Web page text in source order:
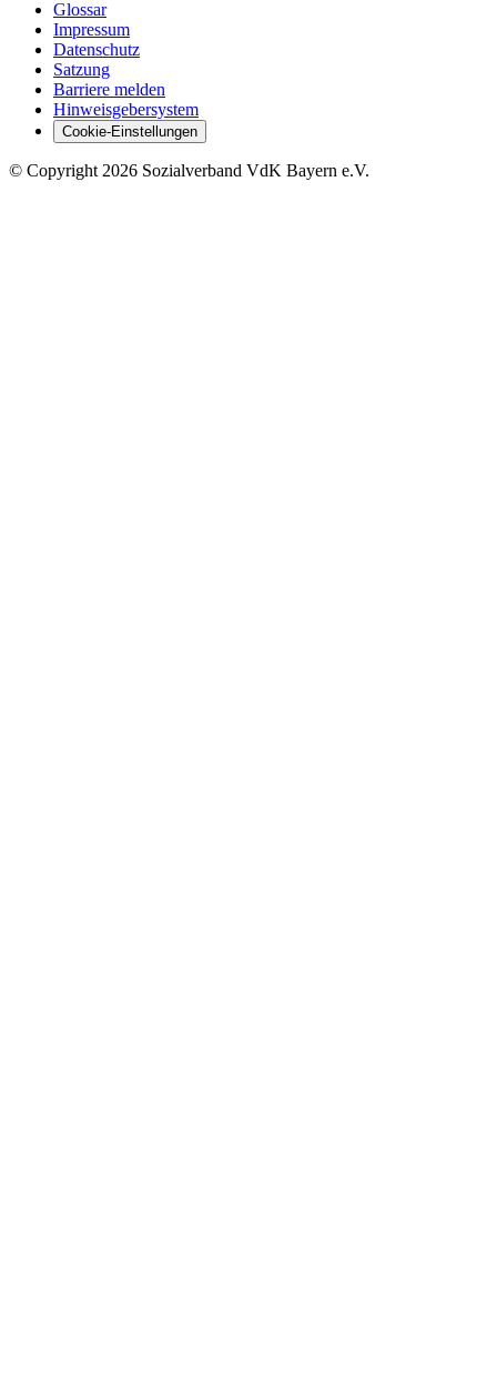
Glossar
Impressum
Datenschutz
Satzung
Barriere melden
Hinweisgebersystem
Cookie-Einstellungen
© Copyright 2026 Sozialverband VdK Bayern e.V.